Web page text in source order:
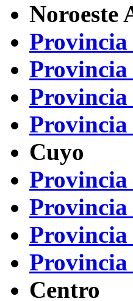
Noroeste
Provincia
Provincia
Provincia
Cuyo
Provincia
Provincia
Provincia
Centro